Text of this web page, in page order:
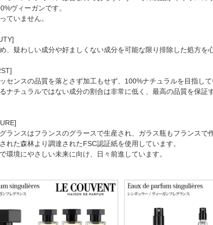
ヴィーガンです。
ていません。
、疑わしい成分や好ましくない成分を可能な限り排除した処方を
センスの品質を落とさず加工もせず、100%ナチュラルを目指して
ナチュラルではない成分の割合は非常に低く、最高の品質を保証
ランスはフランスのグラースで生産され、ガラス瓶もフランスで
れた森林より調達されたFSC認証紙を使用しています。
環境にやさしい未来に向け、日々前進しています。